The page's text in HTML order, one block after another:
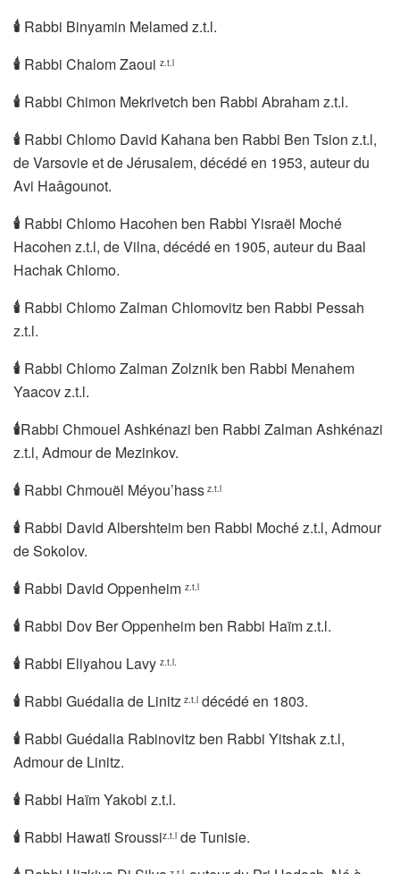
🕯 Rabbi Binyamin Melamed z.t.l.
🕯 Rabbi Chalom Zaoui z.t.l
🕯 Rabbi Chimon Mekrivetch ben Rabbi Abraham z.t.l.
🕯 Rabbi Chlomo David Kahana ben Rabbi Ben Tsion z.t.l,
de Varsovie et de Jérusalem, décédé en 1953, auteur du
Avi Haâgounot.
🕯 Rabbi Chlomo Hacohen ben Rabbi Yisraël Moché
Hacohen z.t.l, de Vilna, décédé en 1905, auteur du Baal
Hachak Chlomo.
🕯 Rabbi Chlomo Zalman Chlomovitz ben Rabbi Pessah
z.t.l.
🕯 Rabbi Chlomo Zalman Zolznik ben Rabbi Menahem
Yaacov z.t.l.
🕯Rabbi Chmouel Ashkénazi ben Rabbi Zalman Ashkénazi
z.t.l, Admour de Mezinkov.
🕯 Rabbi Chmouël Méyou’hass z.t.l
🕯 Rabbi David Albershteim ben Rabbi Moché z.t.l, Admour
de Sokolov.
🕯 Rabbi David Oppenheim z.t.l
🕯 Rabbi Dov Ber Oppenheim ben Rabbi Haïm z.t.l.
🕯 Rabbi Eliyahou Lavy z.t.l.
🕯 Rabbi Guédalia de Linitz z.t.l décédé en 1803.
🕯 Rabbi Guédalia Rabinovitz ben Rabbi Yitshak z.t.l,
Admour de Linitz.
🕯 Rabbi Haïm Yakobi z.t.l.
🕯 Rabbi Hawati Sroussiz.t.l de Tunisie.